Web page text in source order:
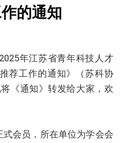
的通知
年江苏省青年科技人才
荐工作的通知》（苏科协
《通知》转发给大家，欢
会员，所在单位为学会会